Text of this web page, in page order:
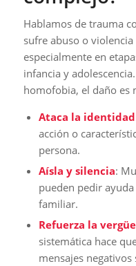
Hablamos de trauma
sufre abuso o
especialmente en
infancia y
homofobia, el daño
Ataca la identidad
acción o
persona.
Aísla y silencia:
pueden pedir
familiar.
Refuerza la
sistemática hace
mensajes